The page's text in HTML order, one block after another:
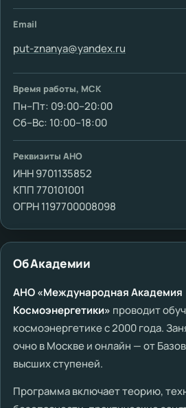
Email
put-znanya@yandex.ru
Время работы, МСК
Пн–Пт: 09:00–20:00
Сб–Вс: 10:00–18:00
Реквизиты АНО
ИНН 9701135852
КПП 770101001
ОГРН 1197700008098
Об Академии
АНО «Международная Академия
Космоэнергетики» проводит
космоэнергетике с 2000 года.
очно в Москве и онлайн — от
высших ступеней.
Программа включает теорию,